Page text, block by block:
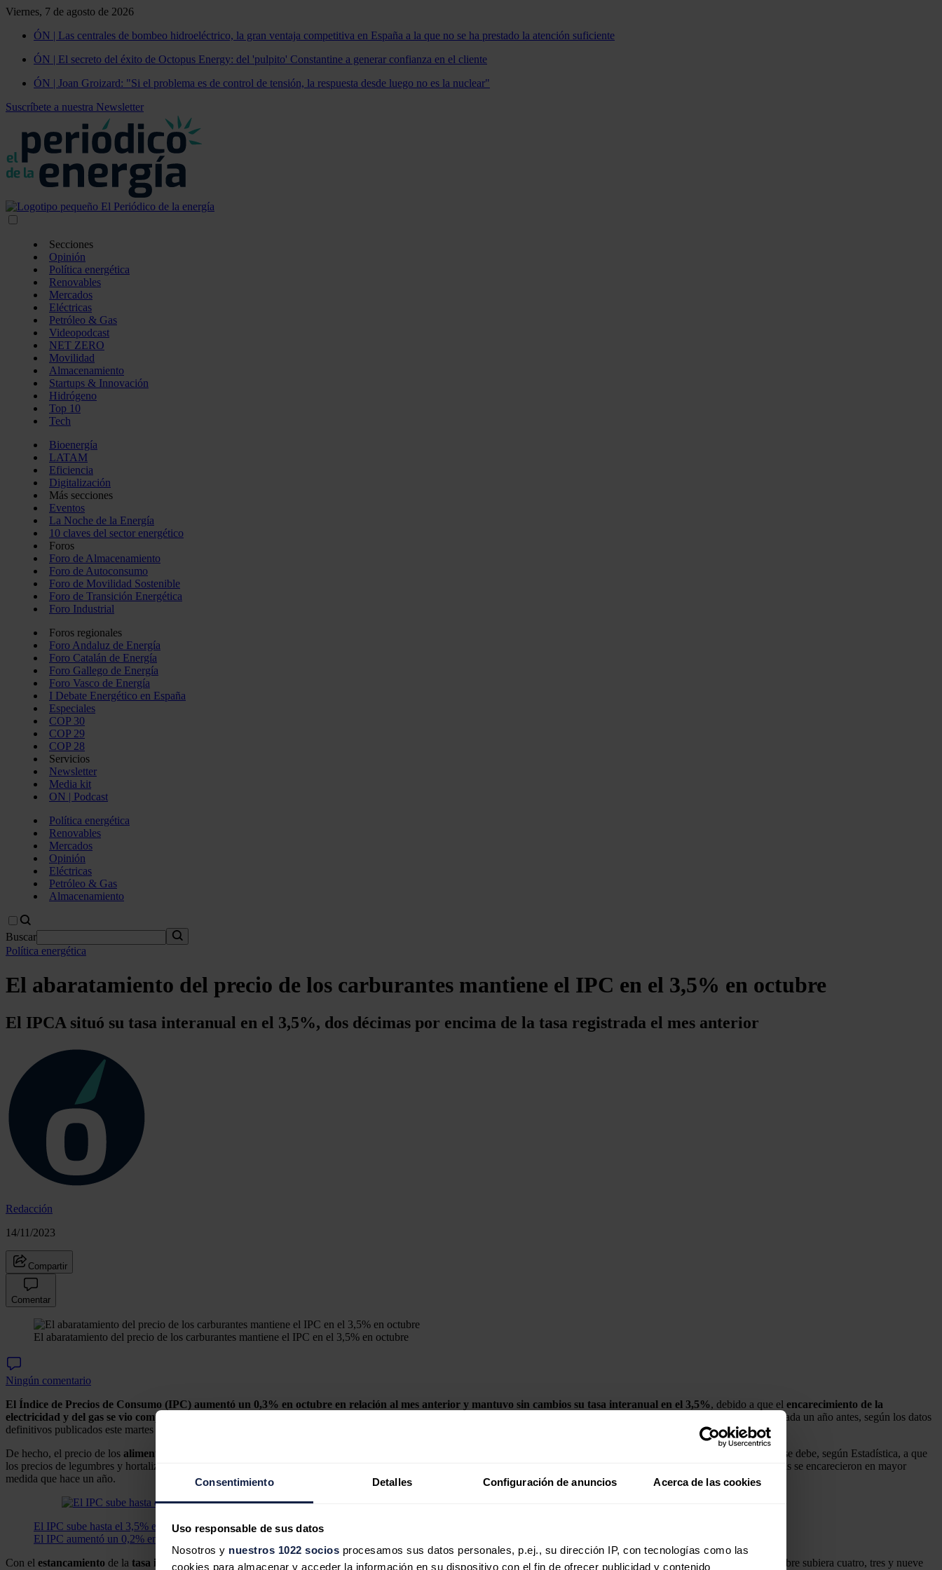
Consentimiento Detalles Configuración de anuncios Acerca de las cookies
Uso responsable de sus datos
Nosotros y nuestros 1022 socios procesamos sus datos personales, p.ej., su dirección IP, con tecnologías como las
cookies para almacenar y acceder la información en su dispositivo con el fin de ofrecer publicidad y contenido
Viernes, 7 de agosto de 2026
ÓN | Las centrales de bombeo hidroeléctrico, la gran ventaja competitiva en España a la que no se ha prestado la atención suficiente
ÓN | El secreto del éxito de Octopus Energy: del 'pulpito' Constantine a generar confianza en el cliente
ÓN | Joan Groizard: "Si el problema es de control de tensión, la respuesta desde luego no es la nuclear"
Suscríbete a nuestra Newsletter
Secciones
Opinión
Política energética
Renovables
Mercados
Eléctricas
Petróleo & Gas
Videopodcast
NET ZERO
Movilidad
Almacenamiento
Startups & Innovación
Hidrógeno
Top 10
Tech
Bioenergía
LATAM
Eficiencia
Digitalización
Más secciones
Eventos
La Noche de la Energía
10 claves del sector energético
Foros
Foro de Almacenamiento
Foro de Autoconsumo
Foro de Movilidad Sostenible
Foro de Transición Energética
Foro Industrial
Foros regionales
Foro Andaluz de Energía
Foro Catalán de Energía
Foro Gallego de Energía
Foro Vasco de Energía
I Debate Energético en España
Especiales
COP 30
COP 29
COP 28
Servicios
Newsletter
Media kit
ON | Podcast
Política energética
Renovables
Mercados
Opinión
Eléctricas
Petróleo & Gas
Almacenamiento
Buscar
Política energética
El abaratamiento del precio de los carburantes mantiene el IPC en el 3,5% en octubre
El IPCA situó su tasa interanual en el 3,5%, dos décimas por encima de la tasa registrada el mes anterior
Redacción
14/11/2023
Compartir
Comentar
El abaratamiento del precio de los carburantes mantiene el IPC en el 3,5% en octubre
Ningún comentario
El Índice de Precios de Consumo (IPC) aumentó un 0,3% en octubre en relación al mes anterior y mantuvo sin cambios su tasa interanual en el 3,5%, debido a que el encarecimiento de la
electricidad y del gas se vio compensado por el abaratamiento de los carburantes y por una subida menos intensa
en los precios de los alimentos respecto a la experimentada un año antes, según los datos
definitivos publicados este martes por el Instituto Nacional de Estadística (INE), que coinciden con los avanzados a finales del mes pasado.
De hecho, el precio de los alimentos
moderó el avance de su tasa interanual un punto, hasta el 9,5%, bajando de los dos dígitos por primera vez en año y medio. Esta evolución se debe, según Estadística, a que
los precios de legumbres y hortalizas, leche, huevos y queso, y carne y frutas subieron menos en octubre de este año que en el mismo mes de 2022. Por contra, los aceites y grasas se encarecieron en mayor
medida que hace un año.
El IPC sube hasta el 3,5% en septiembre por los precios de la electricidad y de los carburantes
El IPC aumentó un 0,2% en septiembre en relación al mes anterior y elevó nueve décimas su tasa interanual, hasta el 3,5%.
Con el estancamiento de la tasa interanual de la inflación en octubre en el 3,5%, se pone fin a tres meses consecutivos de ascensos después de que en julio, agosto y septiembre subiera cuatro, tres y nueve